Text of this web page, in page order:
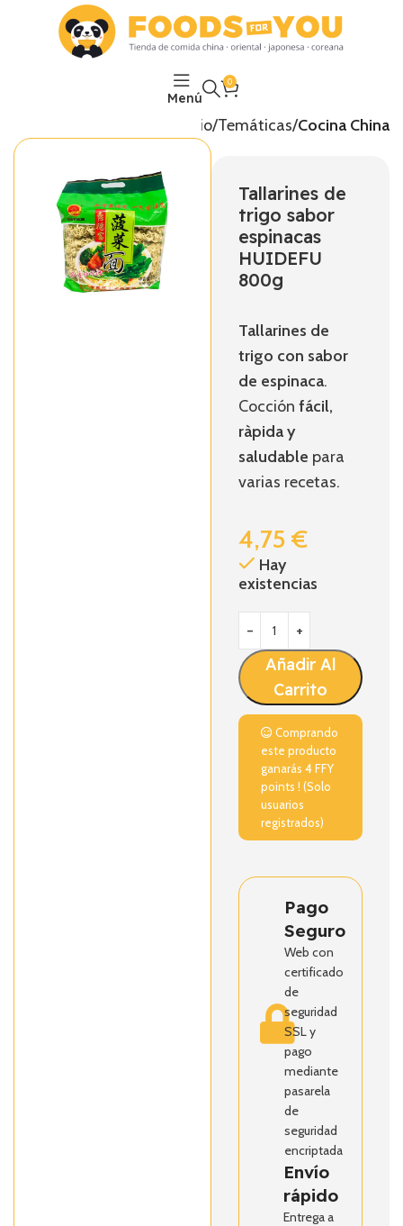
Menú
0
Inicio Temáticas Cocina China
Tallarines de
trigo sabor
espinacas
HUIDEFU
800g
Tallarines de
trigo con sabor
de espinaca.
Cocciónfácil,
ràpida y
saludable para
varias recetas.
4,75€
Hay
existencias
Añadir Al
Carrito
Comprando
este producto
ganarás4FFY
points ! (Solo
usuarios
registrados)
Pago
Seguro
Web con
certificado
de
seguridad
SSL y
pago
mediante
pasarela
de
seguridad
encriptada
Envío
rápido
Entrega a